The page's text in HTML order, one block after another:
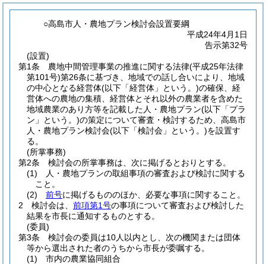
○高島市人・農地プラン検討会設置要綱
平成24年4月1日
告示第32号
(設置)
第1条
農地中間管理事業の推進に関する法律(平成25年法律
第101号)第26条に基づき、地域での話し合いにより、地域
の中心となる経営体(以下「経営体」という。)の確保、経
営体への農地の集積、経営体とそれ以外の農業者を含めた
地域農業のあり方等を記載した人・農地プラン(以下「プラ
ン」という。)の策定について審査・検討するため、高島市
人・農地プラン検討会(以下「検討会」という。)を設置す
る。
(所掌事務)
第2条
検討会の所掌事務は、次に掲げるとおりとする。
(1)
人・農地プランの取組事項の審査および検討に関する
こと。
(2)
前号に掲げるもののほか、必要な事項に関すること。
2
検討会は、 前項第1号の事項について審査および検討した
結果を市長に通知するものとする。
(委員)
第3条
検討会の委員は10人以内とし、次の機関または団体
等から選出された者のうちから市長が委嘱する。
(1)
市内の農業協同組合